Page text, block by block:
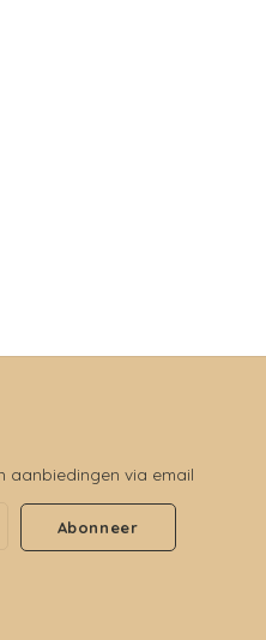
aanbiedingen via email
Abonneer